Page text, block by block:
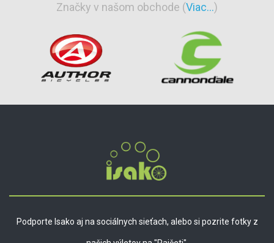
Značky v našom obchode (Viac...)
Podporte Isako aj na sociálnych sieťach, alebo si pozrite fotky z